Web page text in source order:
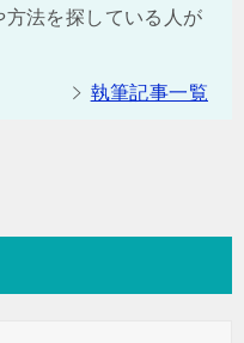
法を探している人が
執筆記事一覧